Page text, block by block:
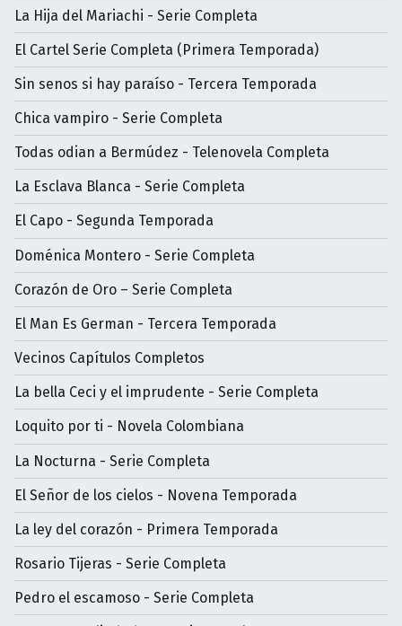
La Hija del Mariachi - Serie Completa
El Cartel Serie Completa (Primera Temporada)
Sin senos si hay paraíso - Tercera Temporada
Chica vampiro - Serie Completa
Todas odian a Bermúdez - Telenovela Completa
La Esclava Blanca - Serie Completa
El Capo - Segunda Temporada
Doménica Montero - Serie Completa
Corazón de Oro – Serie Completa
El Man Es German - Tercera Temporada
Vecinos Capítulos Completos
La bella Ceci y el imprudente - Serie Completa
Loquito por ti - Novela Colombiana
La Nocturna - Serie Completa
El Señor de los cielos - Novena Temporada
La ley del corazón - Primera Temporada
Rosario Tijeras - Serie Completa
Pedro el escamoso - Serie Completa